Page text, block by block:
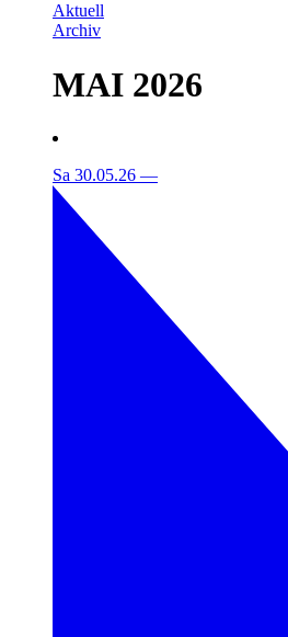
Aktuell
Archiv
MAI 2026
Sa 30.05.26 —